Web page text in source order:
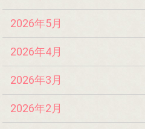
2026年5月
2026年4月
2026年3月
2026年2月